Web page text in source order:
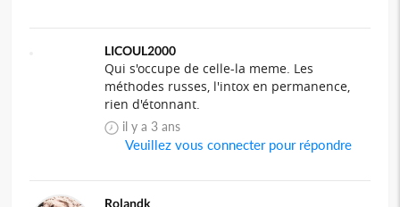
LICOUL2000
Qui s'occupe de celle-la meme. Les
méthodes russes, l'intox en permanence,
rien d'étonnant.
il y a 3 ans
Veuillez vous connecter pour répondre
Rolandk